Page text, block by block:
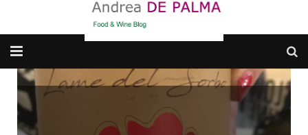
Galleria fotografica
Chi sono